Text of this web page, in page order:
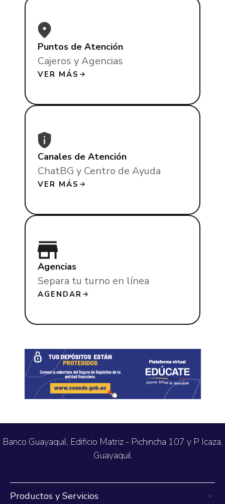
Puntos de Atención
Cajeros y Agencias
VER MÁS
Canales de Atención
ChatBG y Centro de Ayuda
VER MÁS
Agencias
Separa tu turno en línea
AGENDAR
Banco Guayaquil, Edificio Matriz - Pichincha 107 y P Icaza,
Guayaquil
Productos y Servicios